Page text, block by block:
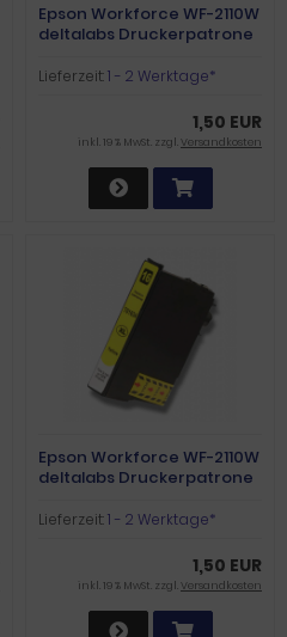
Epson Workforce WF-2110W
deltalabs Druckerpatrone
Lieferzeit:1 - 2 Werktage*
1,50 EUR
inkl. 19 % MwSt. zzgl.Versandkosten
Epson Workforce WF-2110W
deltalabs Druckerpatrone
Lieferzeit:1 - 2 Werktage*
1,50 EUR
inkl. 19 % MwSt. zzgl.Versandkosten